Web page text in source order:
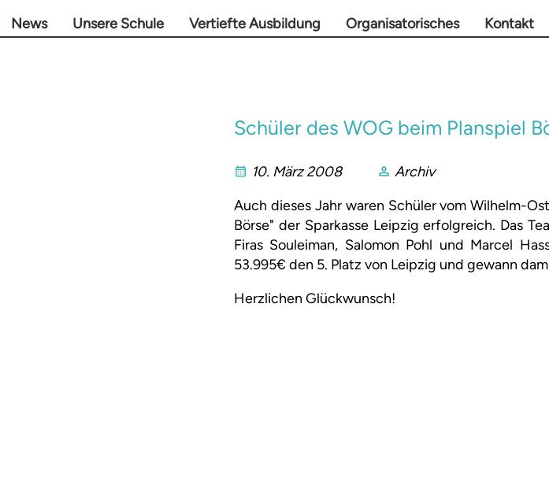
News Unsere Schule Vertiefte Ausbildung Organisatorisches Kontakt
Schüler des WOG beim Planspiel
10. März 2008
Archiv
Auch dieses Jahr waren Schüler vom Wilhelm-
Börse" der Sparkasse Leipzig erfolgreich. Das
Firas Souleiman, Salomon Pohl und Marcel
53.995€ den 5. Platz von Leipzig und gewann
Herzlichen Glückwunsch!